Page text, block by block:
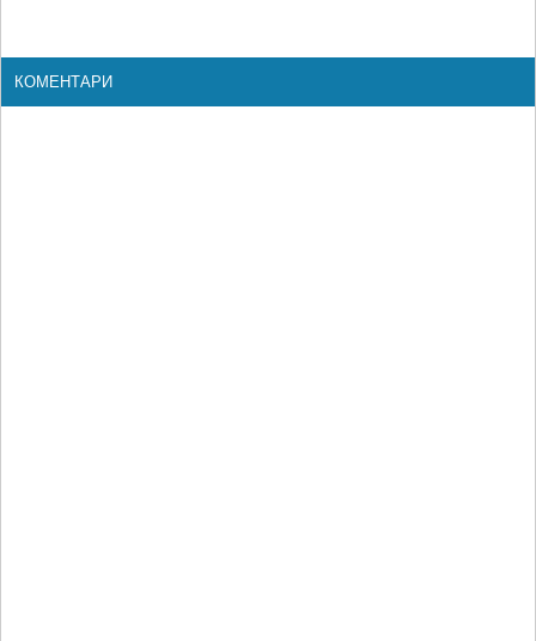
КОМЕНТАРИ